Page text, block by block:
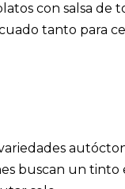
con salsa
tanto para
buscan un